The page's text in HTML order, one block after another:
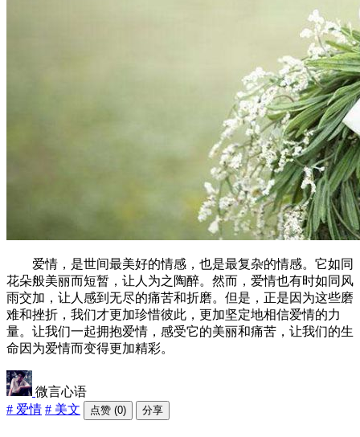
爱情，是世间最美好的情感，也是最复杂的情感。它如同
花朵般美丽而短暂，让人为之陶醉。然而，爱情也有时如同风
雨交加，让人感到无尽的痛苦和折磨。但是，正是因为这些磨
难和挫折，我们才更加珍惜彼此，更加坚定地相信爱情的力
量。让我们一起拥抱爱情，感受它的美丽和痛苦，让我们的生
命因为爱情而变得更加精彩。
微言心语
# 爱情 # 美文 点赞 (0) 分享